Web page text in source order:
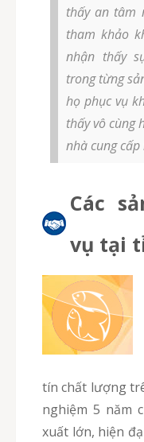
thấy an tâm
tham khảo
nhận thấy
trong từng
họ phục vụ
thấy vô cùng
nhà cung cấp
Các
vụ tại
tín chất lượng
nghiệm 5 năm
xuất lớn, hiện